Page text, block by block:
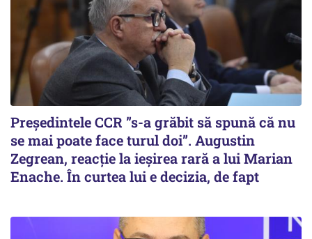
Președintele CCR ”s-a grăbit să spună că nu
se mai poate face turul doi”. Augustin
Zegrean, reacție la ieșirea rară a lui Marian
Enache. În curtea lui e decizia, de fapt